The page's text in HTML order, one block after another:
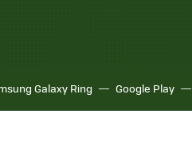
Galaxy Ring Google Play